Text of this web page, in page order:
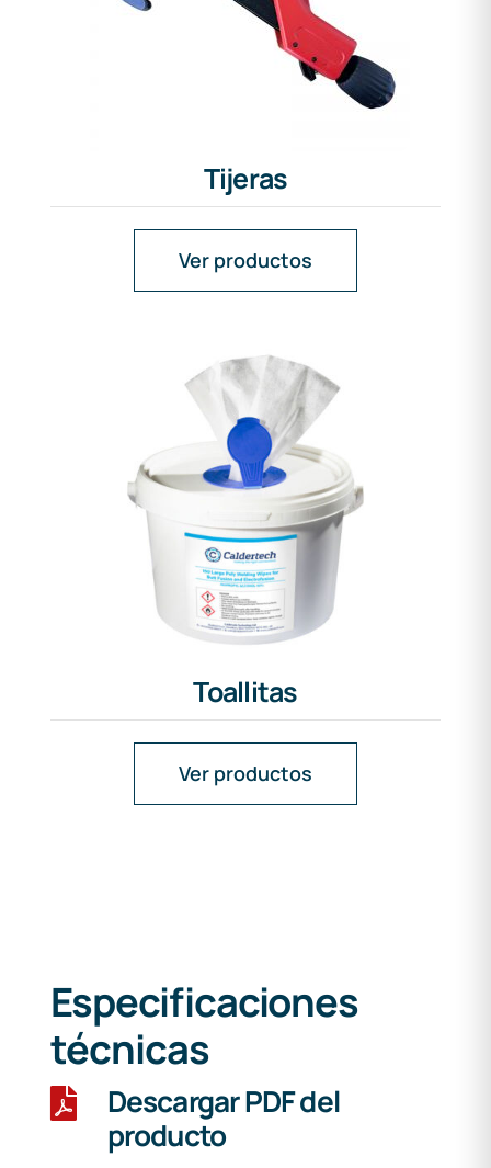
Tijeras
Ver productos
Toallitas
Ver productos
Especificaciones
técnicas
Descargar PDF del
producto